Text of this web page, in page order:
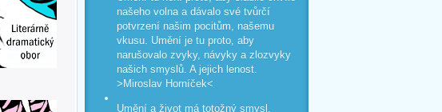
našeho volna a dávalo své tvůrčí
potvrzení našim pocitům, našemu
vkusu. Umění je tu proto, aby
narušovalo zvyky, návyky a zlozvyky
našich smyslů. A jejich lenost.
>Miroslav Horníček<
Umění a život má totožný smysl.